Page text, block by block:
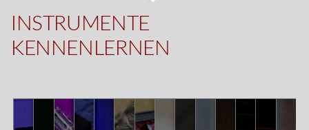
INSTRUMENTE
KENNENLERNEN